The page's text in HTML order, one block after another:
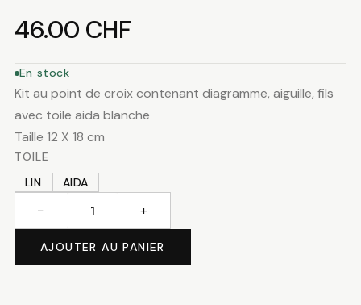
46.00 CHF
En stock
Kit au point de croix contenant diagramme, aiguille, fils
avec toile aida blanche
Taille 12 X 18 cm
TOILE
LIN
AIDA
Coléoptère
− +
AJOUTER AU PANIER